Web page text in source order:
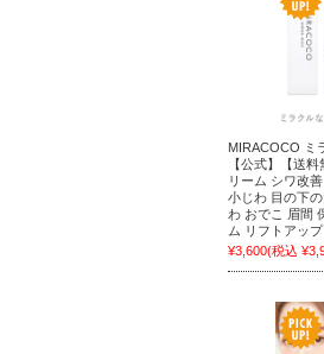
MIRACOCO
【公式】【送
リーム シワ改
小じわ 目の下
わ おでこ 眉間
ム リフトアッ
¥3,600(税込